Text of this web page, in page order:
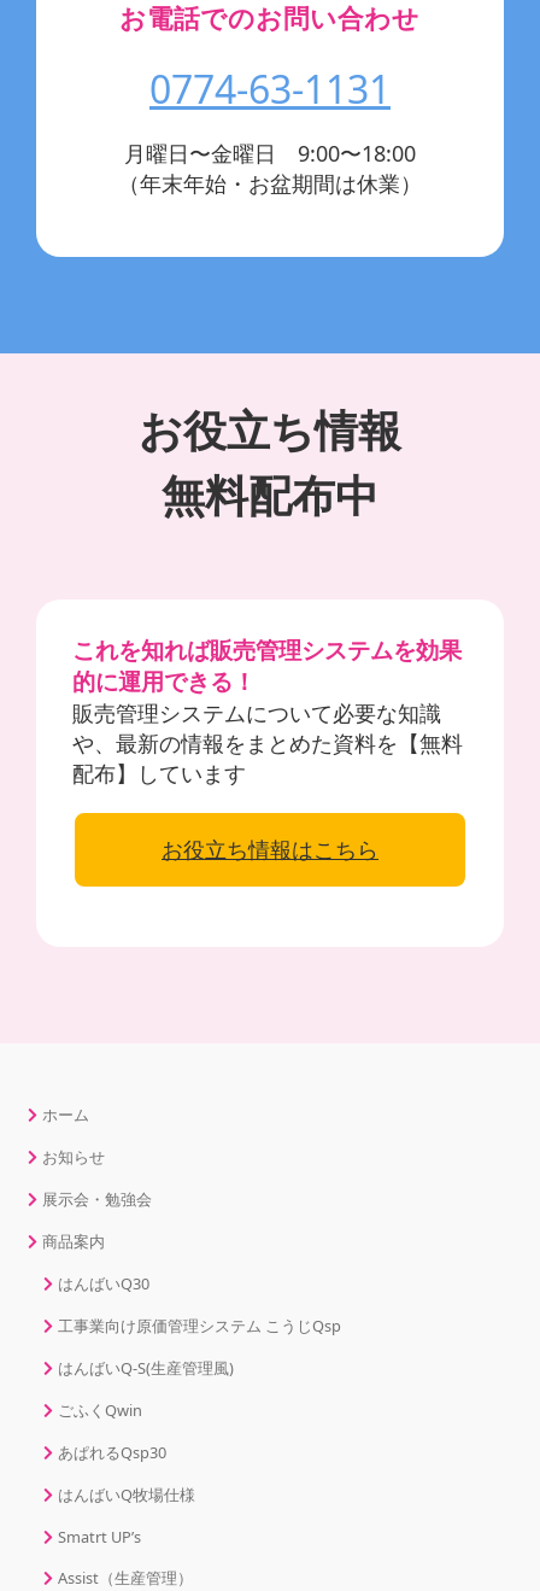
お電話でのお問い合わせ
0774-63-1131
月曜日〜金曜日 9:00〜18:00
（年末年始・お盆期間は休業）
お役立ち情報
無料配布中
これを知れば販売管理システムを効果
的に運用できる！
販売管理システムについて必要な知識
や、最新の情報をまとめた資料を【無料
配布】しています
お役立ち情報はこちら
ホーム
お知らせ
展示会・勉強会
商品案内
はんばいQ30
工事業向け原価管理システム こうじQsp
はんばいQ-S(生産管理風)
ごふくQwin
あぱれるQsp30
はんばいQ牧場仕様
Smatrt UP’s
Assist（生産管理）